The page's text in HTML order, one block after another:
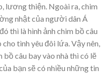
lương thiện. Ngoài ra, chim
nhật của người dân Á
thì là hình ảnh chim bồ câu
tình yêu đôi lứa. Vậy nên,
câu bay vào nhà thì có lẽ
bạn sẽ có nhiều những tin